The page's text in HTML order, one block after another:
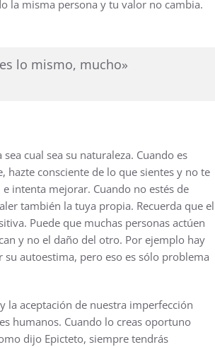
la misma persona y tu valor no cambia.
lo mismo, mucho»
cual sea su naturaleza. Cuando es
hazte consciente de lo que sientes y no te
intenta mejorar. Cuando no estés de
también la tuya propia. Recuerda que el
Puede que muchas personas actúen
y no el daño del otro. Por ejemplo hay
autoestima, pero eso es sólo problema
y la aceptación de nuestra imperfección
humanos. Cuando lo creas oportuno
dijo Epicteto, siempre tendrás